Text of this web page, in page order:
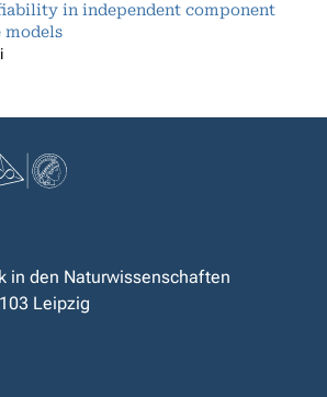
in independent component
models
in den Naturwissenschaften
Leipzig